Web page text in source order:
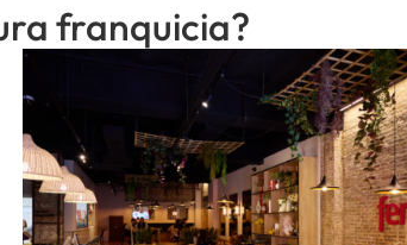
franquicia?